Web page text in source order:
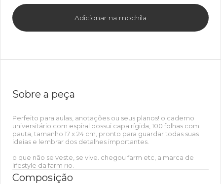
Adicionar na mochila
Sobre a peça
Perfeito para aulas, anotações ou seus planos! o caderno
universitário com espiral possui capa rígida, 100 folhas com
pauta, tamanho 17 x 24 cm, pronto para guardar todas suas
ideias e lembrar dos detalhes importantes.
o que não se veste, se vive. chegou farm etc, a marca de
lifestyle da farm rio.
Composição